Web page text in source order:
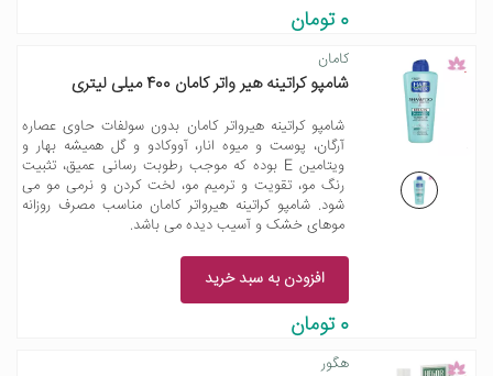
0 تومان
کامان
شامپو کراتینه هیر واتر کامان 400 میلی لیتری
شامپو کراتینه هیرواتر کامان بدون سولفات حاوی عصاره
آرگان، پوست و میوه انار، آووکادو و گل همیشه بهار و
ویتامین E بوده که موجب رطوبت رسانی عمیق، تثبیت
رنگ مو، تقویت و ترمیم مو، لخت کردن و نرمی مو می
شود. شامپو کراتینه هیرواتر کامان مناسب مصرف روزانه
موهای خشک و آسیب دیده می باشد.
افزودن به سبد خرید
0 تومان
هگور